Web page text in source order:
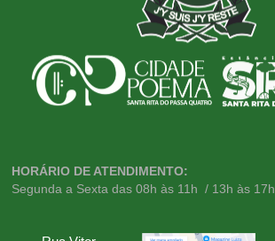
HORÁRIO DE ATENDIMENTO:
Segunda a Sexta das 08h às 11h / 13h às 17h